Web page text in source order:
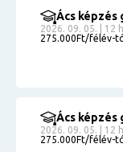
Ács
2026. 09. 05. | 12
275.000Ft/félév-
Ács
2026. 09. 05. | 12
275.000Ft/félév-